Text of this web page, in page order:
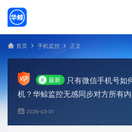
首页 手机监控 正文
# 最新
只有微信手机号如
机？华鲸监控无感同步对方所有
2026-03-01